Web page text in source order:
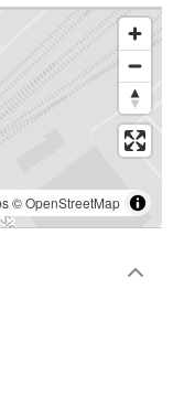
©OpenStreetMap